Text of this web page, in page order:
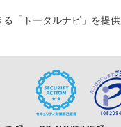
「トータルナビ」を提供